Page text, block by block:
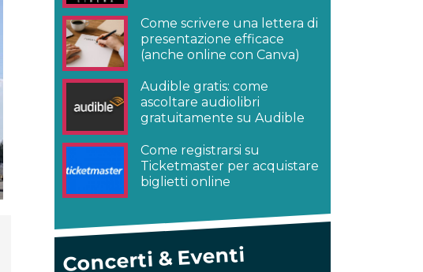
Come scrivere una lettera di
presentazione efficace
(anche online con Canva)
Audible gratis: come
ascoltare audiolibri
gratuitamente su Audible
Come registrarsi su
Ticketmaster per acquistare
biglietti online
Concerti & Eventi